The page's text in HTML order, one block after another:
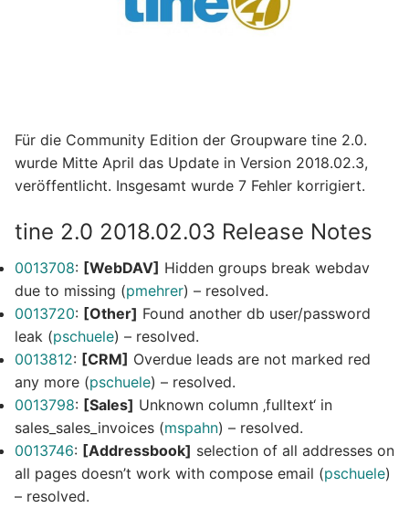
Für die Community Edition der Groupware tine 2.0.
wurde Mitte April das Update in Version 2018.02.3,
veröffentlicht. Insgesamt wurde 7 Fehler korrigiert.
tine 2.0 2018.02.03 Release Notes
0013708: [WebDAV] Hidden groups break webdav
due to missing (pmehrer) – resolved.
0013720: [Other] Found another db user/password
leak (pschuele) – resolved.
0013812: [CRM] Overdue leads are not marked red
any more (pschuele) – resolved.
0013798: [Sales] Unknown column ‚fulltext‘ in
sales_sales_invoices (mspahn) – resolved.
0013746: [Addressbook] selection of all addresses on
all pages doesn’t work with compose email (pschuele)
– resolved.